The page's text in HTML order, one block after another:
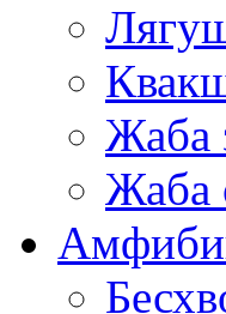
Жаба
Жаба